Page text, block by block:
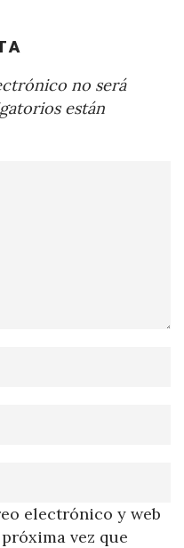
no será
están
electrónico y web
vez que